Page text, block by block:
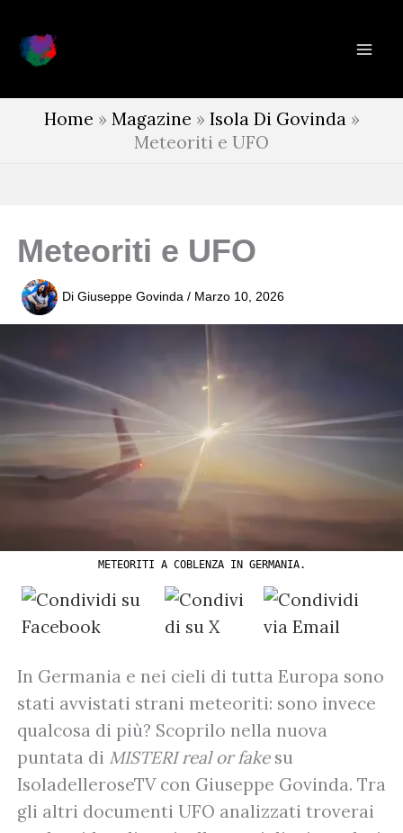
contenuto
Home » Magazine » Isola Di Govinda»
Meteoriti e UFO
Meteoriti e UFO
Di Giuseppe Govinda / Marzo 10, 2026
METEORITI A COBLENZA IN GERMANIA.
In Germania e nei cieli di tutta Europa sono
stati avvistati strani meteoriti: sono invece
qualcosa di più? Scoprilo nella nuova
puntata di MISTERI real or fakesu
IsoladelleroseTV con Giuseppe Govinda. Tra
gli altri documenti UFO analizzati troverai